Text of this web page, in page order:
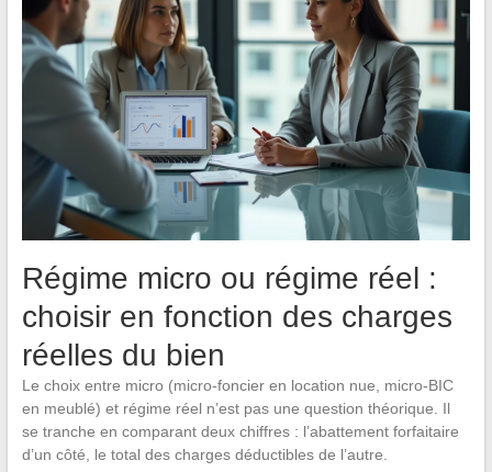
Régime micro ou régime réel :
choisir en fonction des charges
réelles du bien
Le choix entre micro (micro-foncier en location nue, micro-BIC
en meublé) et régime réel n’est pas une question théorique. Il
se tranche en comparant deux chiffres : l’abattement forfaitaire
d’un côté, le total des charges déductibles de l’autre.